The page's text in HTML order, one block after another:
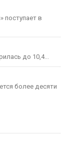
поступает в
до 10,4...
более десяти